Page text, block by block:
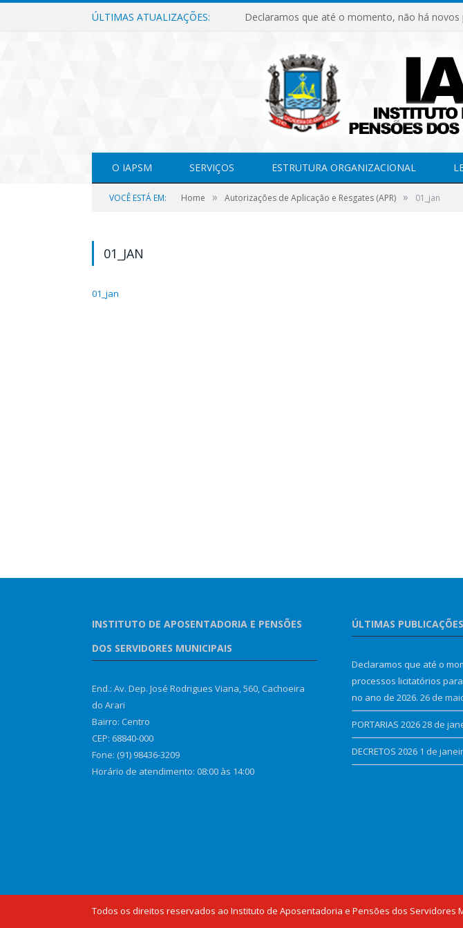
ÚLTIMAS ATUALIZAÇÕES:
O IAPSM SERVIÇOS ESTRUTURA ORGANIZACIONAL
VOCÊ ESTÁ EM: Home » Autorizações de Aplicação e Resgates (APR) » 01_jan
01_JAN
01_jan
INSTITUTO DE APOSENTADORIA E PENSÕES
DOS SERVIDORES MUNICIPAIS
End.: Av. Dep. José Rodrigues Viana, 560, Cachoeira
do Arari
Bairro: Centro
CEP: 68840-000
Fone: (91) 98436-3209
Horário de atendimento: 08:00 às 14:00
ÚLTIMAS PUBLICAÇÕES
Declaramos que até o
processos licitatórios
no ano de 2026. 26 de
PORTARIAS 202628 de
DECRETOS 2026 1 de
Todos os direitos reservados ao Instituto de Aposentadoria e Pensões dos Servidores